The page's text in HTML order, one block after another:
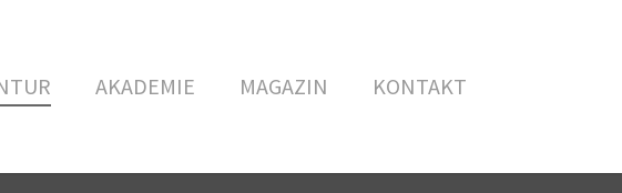
AKADEMIE MAGAZIN KONTAKT